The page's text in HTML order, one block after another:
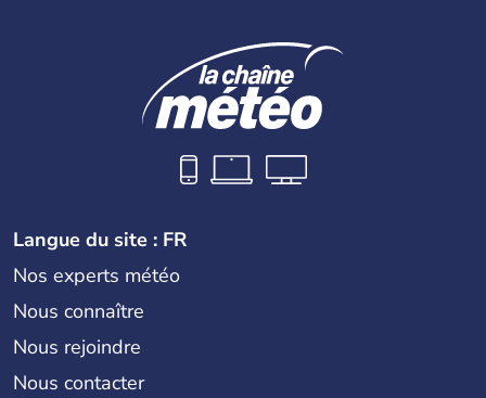
Langue du site : FR
Nos experts météo
Nous connaître
Nous rejoindre
Nous contacter